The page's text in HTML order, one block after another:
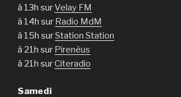
à 13h surVelay FM
à 14h sur Radio MdM
à 15h surStation Station
à 21h sur Pirenèus
à 21h surCiteradio
Samedi